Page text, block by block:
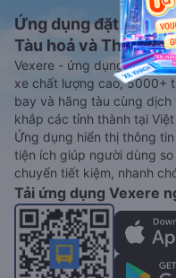
Ứng dụng đặt vé Xe
Tàu hoả và Thuê xe
Vexere - ứng dụng đặt vé
xe chất lượng cao, 5000+
bay và hãng tàu cùng
khắp các tỉnh thành tại
Ứng dụng hiển thị thông
tiện ích giúp người dùng
chuyển tiết kiệm, nhanh
Tải ứng dụng Vexere